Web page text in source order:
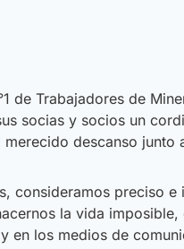
de Trabajadores de
socias y socios un
descanso junto
consideramos preciso
la vida
en los medios de